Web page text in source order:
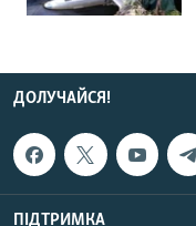
ДОЛУЧАЙСЯ!
ПІДТРИМКА